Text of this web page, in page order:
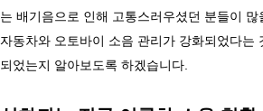
는 배기음으로 인해 고통스러우셨던 분들이 많
자동차와 오토바이 소음 관리가 강화되었다는
되었는지 알아보도록 하겠습니다